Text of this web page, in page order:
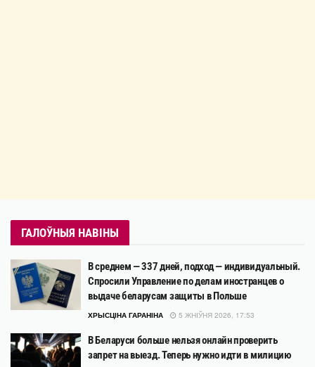
ГАЛОЎНЫЯ НАВІНЫ
В среднем — 337 дней, подход — индивидуальный.
Спросили Управление по делам иностранцев о
выдаче беларусам защиты в Польше
ХРЫСЦІНА ГАРАНІНА 5 ЖНІЎНЯ 2026, 17:53
В Беларуси больше нельзя онлайн проверить
запрет на выезд. Теперь нужно идти в милицию